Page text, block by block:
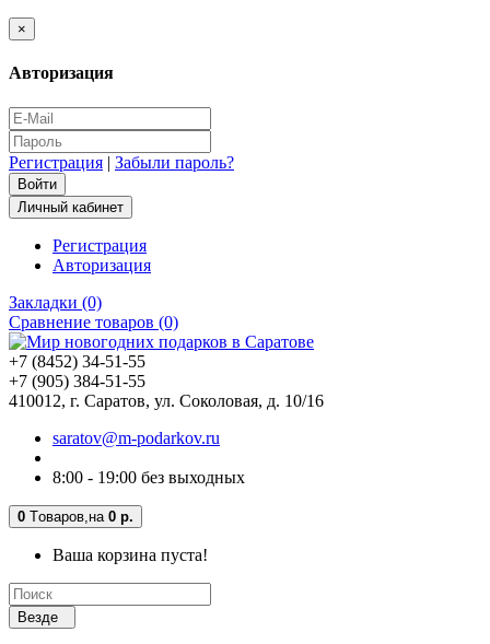
×
Авторизация
Регистрация | Забыли пароль?
Личный кабинет
Регистрация
Авторизация
Закладки (0)
Сравнение товаров (0)
+7 (8452) 34-51-55
+7 (905) 384-51-55
410012, г. Саратов, ул. Соколовая, д. 10/16
saratov@m-podarkov.ru
8:00 - 19:00 без выходных
0 Tоваров, на 0 р.
Ваша корзина пуста!
Везде